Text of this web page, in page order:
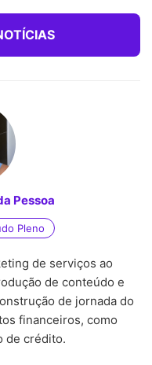
Pessoa
Pleno
de serviços ao
de conteúdo e
de jornada do
financeiros, como
de crédito.